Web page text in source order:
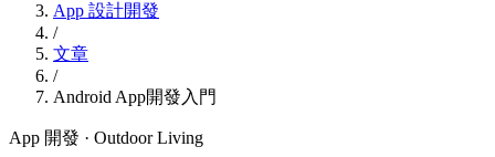
App 設計開發
/
文章
/
Android App開發入門
App 開發 · Outdoor Living